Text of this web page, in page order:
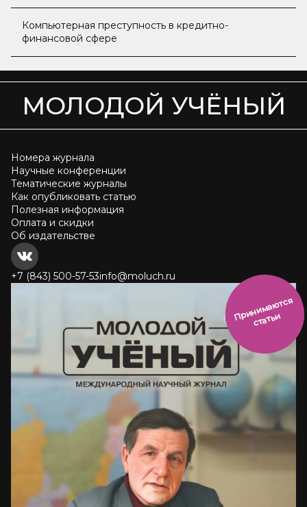
Компьютерная преступность в кредитно-
финансовой сфере
МОЛОДОЙ УЧЁНЫЙ
Номера журнала
Научные конференции
Тематические журналы
Как опубликовать статью
Полезная информация
Оплата и скидки
Об издательстве
+7 (843) 500-57-53info@moluch.ru
П
р
и
н
и
м
а
ют
с
я
ст
ать
и